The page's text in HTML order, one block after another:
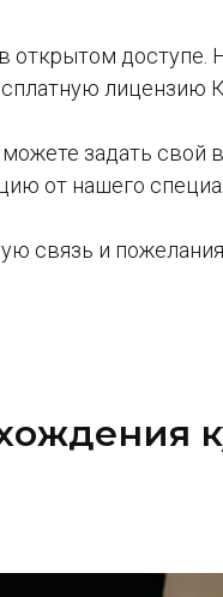
открытом
лицензию
задать свой
от нашего
связь и пожелания.